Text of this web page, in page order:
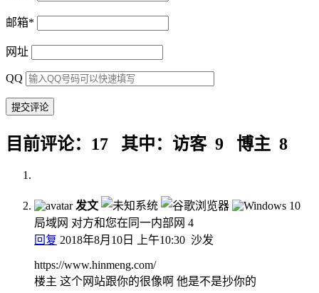
邮箱*
网址
QQ
目前评论：17 其中：访客 9 博主 8
发文
局域网 对方和您在同一内部网 4
回复 2018年8月10日 上午10:30 沙发
https://www.hinmeng.com/
楼主 这个网站跟你的很像啊 他是不是抄你的